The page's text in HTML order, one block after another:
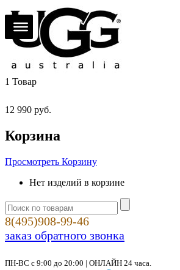
1 Товар
12 990 руб.
Корзина
Просмотреть Корзину
Нет изделий в корзине
8(495)908-99-46
заказ обратного звонка
ПН-ВС с 9:00 до 20:00 | ОНЛАЙН 24 часа.